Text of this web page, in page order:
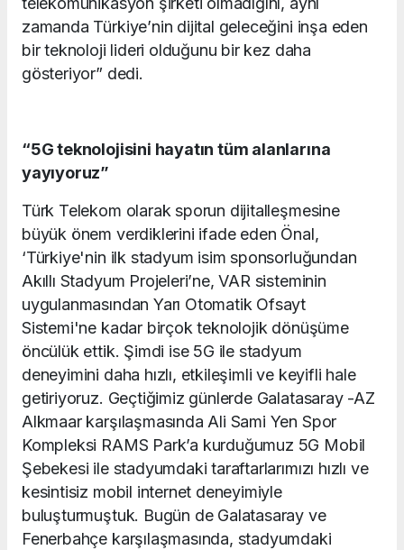
zamanda Türkiye’nin dijital geleceğini inşa eden
bir teknoloji lideri olduğunu bir kez daha
gösteriyor” dedi.
“5G teknolojisini hayatın tüm alanlarına
yayıyoruz”
Türk Telekom olarak sporun dijitalleşmesine
büyük önem verdiklerini ifade eden Önal,
‘Türkiye'nin ilk stadyum isim sponsorluğundan
Akıllı Stadyum Projeleri’ne, VAR sisteminin
uygulanmasından Yarı Otomatik Ofsayt
Sistemi'ne kadar birçok teknolojik dönüşüme
öncülük ettik. Şimdi ise 5G ile stadyum
deneyimini daha hızlı, etkileşimli ve keyifli hale
getiriyoruz. Geçtiğimiz günlerde Galatasaray -AZ
Alkmaar karşılaşmasında Ali Sami Yen Spor
Kompleksi RAMS Park’a kurduğumuz 5G Mobil
Şebekesi ile stadyumdaki taraftarlarımızı hızlı ve
kesintisiz mobil internet deneyimiyle
buluşturmuştuk. Bugün de Galatasaray ve
Fenerbahçe karşılaşmasında, stadyumdaki